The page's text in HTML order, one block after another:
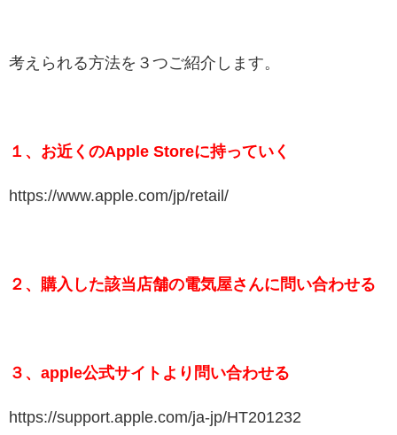
考えられる方法を３つご紹介します。
１、お近くのApple Storeに持っていく
https://www.apple.com/jp/retail/
２、購入した該当店舗の電気屋さんに問い合わせる
３、apple公式サイトより問い合わせる
https://support.apple.com/ja-jp/HT201232